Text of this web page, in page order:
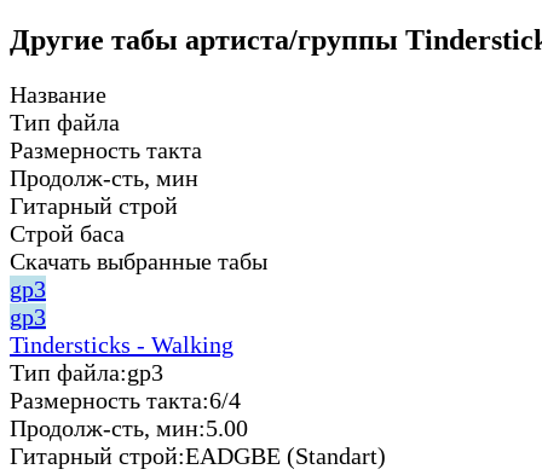
Другие табы артиста/группы
Название
Тип файла
Размерность такта
Продолж-сть, мин
Гитарный строй
Строй баса
Скачать выбранные табы
gp3
gp3
Tindersticks - Walking
Тип файла:gp3
Размерность такта:6/4
Продолж-сть, мин:5.00
Гитарный строй:EADGBE (Standart)